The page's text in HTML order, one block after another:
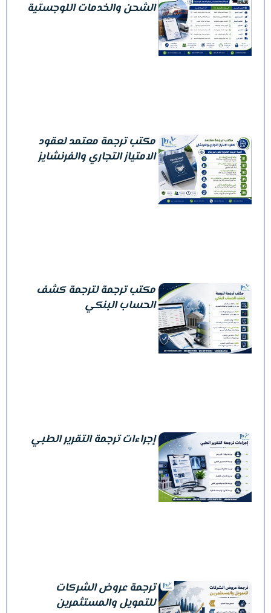
الشحن والخدمات اللوجستية
مكتب ترجمة معتمد لعقود
الامتياز التجاري والفرنشايز
مكتب ترجمة لترجمة كشف
الحساب البنكي
إجراءات ترجمة التقرير الطبي
ترجمة عروض الشركات
للتمويل والمستثمرين